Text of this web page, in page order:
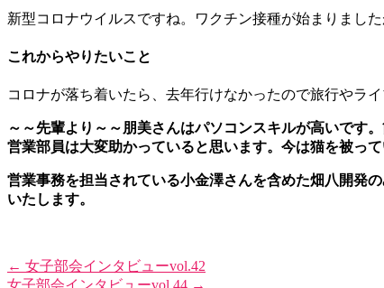
新型コロナウイルスですね。ワクチン接種が始まりまし
これからやりたいこと
コロナが落ち着いたら、去年行けなかったので旅行やライ
～～先輩より～～朋美さんはパソコンスキルが高いです
営業部員は大変助かっていると思います。今は猫を被っ
営業事務を担当されている小金澤さんを含めた畑八開発
いたします。
← 女子部会インタビューvol.42